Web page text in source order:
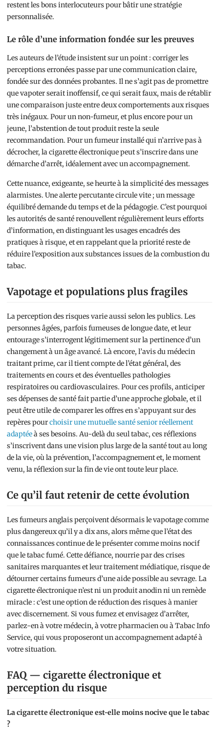
restent les bons interlocuteurs pour bâtir une stratégie
personnalisée.
Le rôle d’une information fondée sur les preuves
Les auteurs de l’étude insistent sur un point : corriger les
perceptions erronées passe par une communication claire,
fondée sur des données probantes. Il ne s’agit pas de promettre
que vapoter serait inoffensif, ce qui serait faux, mais de rétablir
une comparaison juste entre deux comportements aux risques
très inégaux. Pour un non-fumeur, et plus encore pour un
jeune, l’abstention de tout produit reste la seule
recommandation. Pour un fumeur installé qui n’arrive pas à
décrocher, la cigarette électronique peut s’inscrire dans une
démarche d’arrêt, idéalement avec un accompagnement.
Cette nuance, exigeante, se heurte à la simplicité des messages
alarmistes. Une alerte percutante circule vite ; un message
équilibré demande du temps et de la pédagogie. C’est pourquoi
les autorités de santé renouvellent régulièrement leurs efforts
d’information, en distinguant les usages encadrés des
pratiques à risque, et en rappelant que la priorité reste de
réduire l’exposition aux substances issues de la combustion du
tabac.
Vapotage et populations plus fragiles
La perception des risques varie aussi selon les publics. Les
personnes âgées, parfois fumeuses de longue date, et leur
entourage s’interrogent légitimement sur la pertinence d’un
changement à un âge avancé. Là encore, l’avis du médecin
traitant prime, car il tient compte de l’état général, des
traitements en cours et des éventuelles pathologies
respiratoires ou cardiovasculaires. Pour ces profils, anticiper
ses dépenses de santé fait partie d’une approche globale, et il
peut être utile de comparer les offres en s’appuyant sur des
repères pourchoisir une mutuelle santé senior réellement
adaptéeà ses besoins. Au-delà du seul tabac, ces réflexions
s’inscrivent dans une vision plus large de la santé tout au long
de la vie, où la prévention, l’accompagnement et, le moment
venu, la réflexion sur la fin de vie ont toute leur place.
Ce qu’il faut retenir de cette évolution
Les fumeurs anglais perçoivent désormais le vapotage comme
plus dangereux qu’il y a dix ans, alors même que l’état des
connaissances continue de le présenter comme moins nocif
que le tabac fumé. Cette défiance, nourrie par des crises
sanitaires marquantes et leur traitement médiatique, risque de
détourner certains fumeurs d’une aide possible au sevrage. La
cigarette électronique n’est ni un produit anodin ni un remède
miracle : c’est une option de réduction des risques à manier
avec discernement. Si vous fumez et envisagez d’arrêter,
parlez-en à votre médecin, à votre pharmacien ou à Tabac Info
Service, qui vous proposeront un accompagnement adapté à
votre situation.
FAQ — cigarette électronique et
perception du risque
La cigarette électronique est-elle moins nocive que le tabac
?